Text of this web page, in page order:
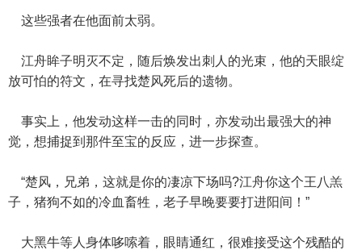
这些强者在他面前太弱。
江舟眸子明灭不定，随后焕发出刺人的光束，他的天眼绽
放可怕的符文，在寻找楚风死后的遗物。
事实上，他发动这样一击的同时，亦发动出最强大的神
觉，想捕捉到那件至宝的反应，进一步探查。
“楚风，兄弟，这就是你的凄凉下场吗?江舟你这个王八羔
子，猪狗不如的冷血畜牲，老子早晚要要打进阳间！”
大黑牛等人身体哆嗦着，眼睛通红，很难接受这个残酷的